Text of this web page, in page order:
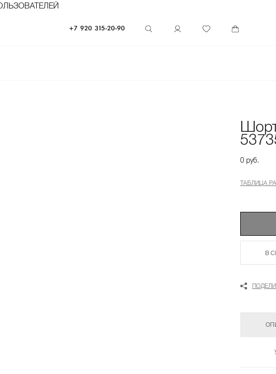
+7 920 315-20-90
0 руб.
ТАБЛИЦА
В